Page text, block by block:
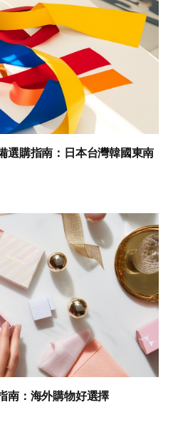
購指南：日本台灣韓國東南
南：海外購物好選擇